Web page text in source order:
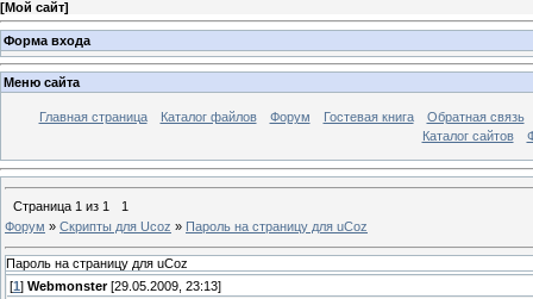
[Мой сайт]
Форма входа
Меню сайта
Главная страница Каталог файлов Форум Гостевая книга
Обратная связь
Каталог сайтов
Страница 1 из 1
1
Форум » Скрипты для Ucoz » Пароль на страницу для uCoz
Пароль на страницу для uCoz
[1 ] Webmonster[29.05.2009, 23:13]